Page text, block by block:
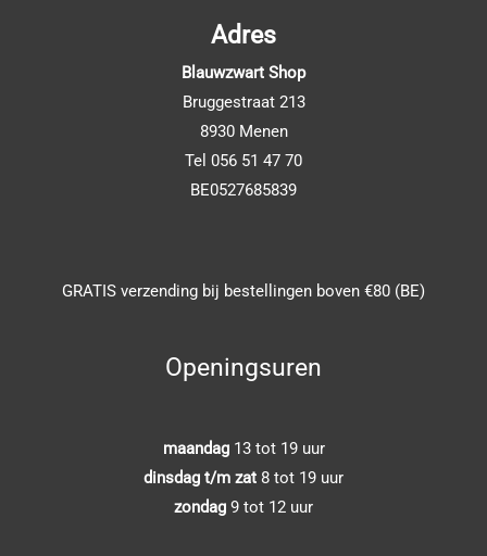
Adres
Blauwzwart Shop
Bruggestraat 213
8930 Menen
Tel 056 51 47 70
BE0527685839
GRATIS verzending bij bestellingen boven €80 (BE)
Openingsuren
maandag 13 tot 19 uur
dinsdag t/m zat 8 tot 19 uur
zondag 9 tot 12 uur